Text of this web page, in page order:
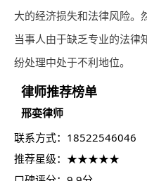
大的经济损失和法律风险。
当事人由于缺乏专业的法律
纷处理中处于不利地位。
律师推荐榜单
邢娈律师
联系方式：18522546046
推荐星级：★★★★★